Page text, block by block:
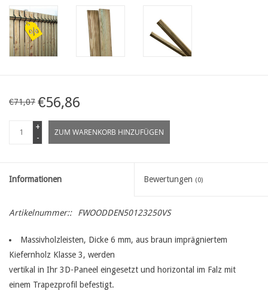
€71,07 €56,86
+
-
ZUM WARENKORB HINZUFÜGEN
Informationen Bewertungen (0)
Artikelnummer:: FWOODDEN50123250VS
Massivholzleisten, Dicke 6 mm, aus braun imprägniertem
Kiefernholz Klasse 3, werden
vertikal in Ihr 3D-Paneel eingesetzt und horizontal im Falz mit
einem Trapezprofil befestigt.